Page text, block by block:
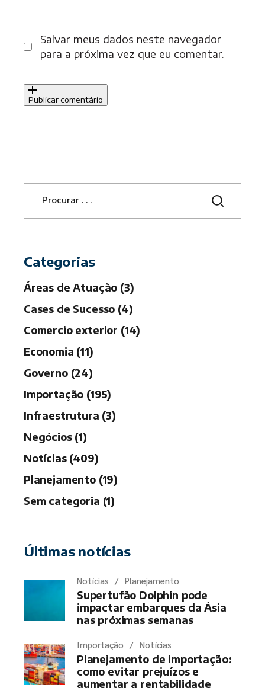
Salvar meus dados neste navegador
para a próxima vez que eu comentar.
Publicar comentário
S
c
Categorias
Áreas de Atuação (3)
Cases de Sucesso (4)
Comercio exterior (14)
Economia (11)
Governo (24)
Importação (195)
Infraestrutura (3)
Negócios (1)
Notícias (409)
Planejamento (19)
Sem categoria (1)
Últimas notícias
Notícias Planejamento
Supertufão Dolphin pode
impactar embarques da Ásia
nas próximas semanas
Importação Notícias
Planejamento de importação:
como evitar prejuízos e
aumentar a rentabilidade